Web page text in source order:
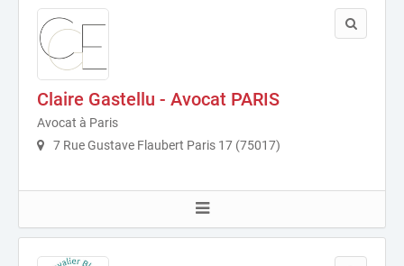
Claire Gastellu - Avocat PARIS
Avocat à Paris
7 Rue Gustave Flaubert Paris 17 (75017)